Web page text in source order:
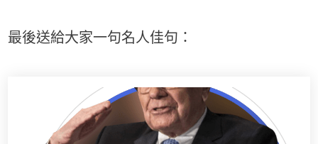
最後送給大家一句名人佳句：